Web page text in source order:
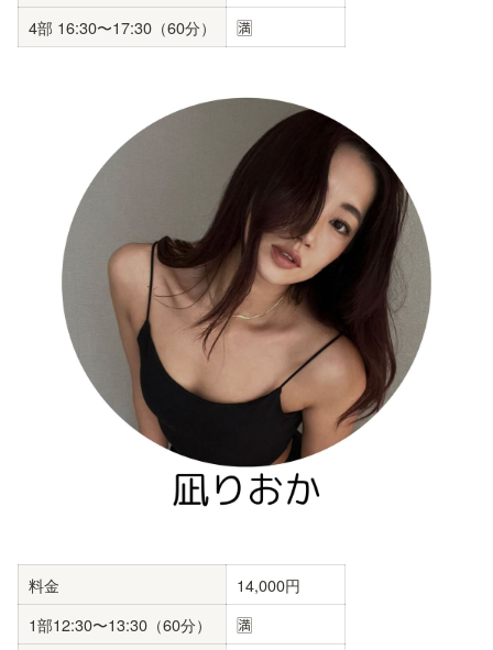
4部 16:30〜17:30（60分）
🈵
料金
14,000円
1部12:30〜13:30（60分）
🈵